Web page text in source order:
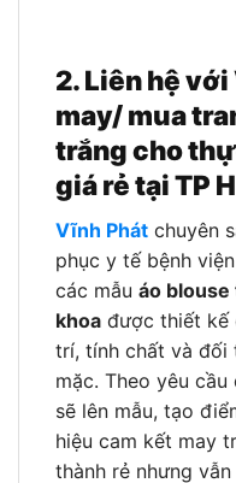
2. Liên hệ
may/ mua
trắng cho
giá rẻ tại TP
Vĩnh Phát chuyên
phục y tế bệnh
các mẫu áo
khoa được thiết kế
trí, tính chất và đối
mặc. Theo yêu cầu
sẽ lên mẫu, tạo
hiệu cam kết may
thành rẻ nhưng